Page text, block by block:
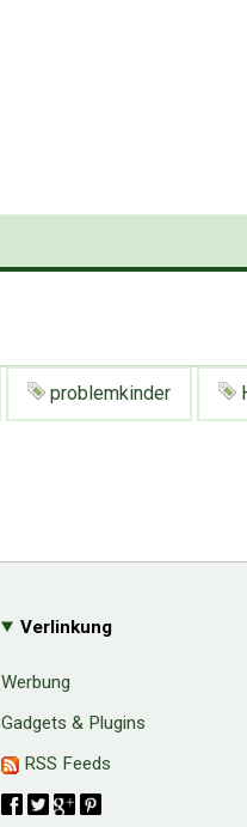
problemkinder
Verlinkung
Werbung
Gadgets & Plugins
RSS Feeds